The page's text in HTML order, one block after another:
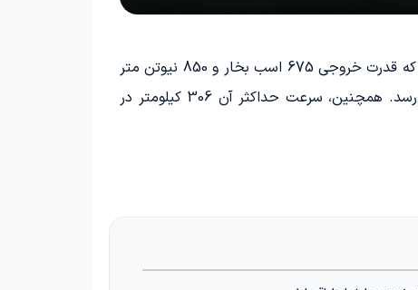
این خودرو برای استفاده در نیروهای پلیس بسیار قوی است. دارای یک موتور V8 توئین توربو با حجم 4 لیتری است که قدرت خروجی 675 اسب بخار و 850 نیوتن متر
گشتاور دارد. سیستم دیفرانسیل کامل فعالی جهت انتقال قدرت به تمام چهار چرخ و شتاب آن به 3.3 ثانیه می‌رسد. همچنین، سرعت حداکثر آن 306 کیلومتر در